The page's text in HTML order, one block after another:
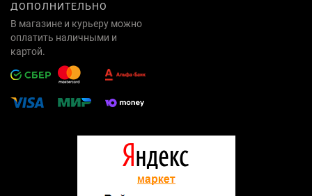
ДОПОЛНИТЕЛЬНО
В магазине и курьеру можно
оплатить наличными и
картой.